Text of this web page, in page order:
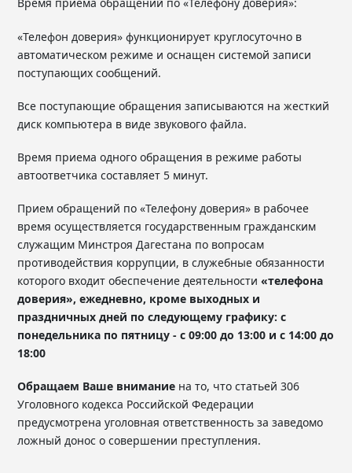
Время приема обращений по «Телефону доверия»:
«Телефон доверия» функционирует круглосуточно в
автоматическом режиме и оснащен системой записи
поступающих сообщений.
Все поступающие обращения записываются на жесткий
диск компьютера в виде звукового файла.
Время приема одного обращения в режиме работы
автоответчика составляет 5 минут.
Прием обращений по «Телефону доверия» в рабочее
время осуществляется государственным гражданским
служащим Минстроя Дагестана по вопросам
противодействия коррупции, в служебные обязанности
которого входит обеспечение деятельности «телефона
доверия», ежедневно, кроме выходных и
праздничных дней по следующему графику: с
понедельника по пятницу - с 09:00 до 13:00 и с 14:00 до
18:00
Обращаем Ваше внимание на то, что статьей 306
Уголовного кодекса Российской Федерации
предусмотрена уголовная ответственность за заведомо
ложный донос о совершении преступления.